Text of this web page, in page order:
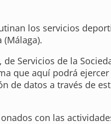
los servicios
(Málaga).
Servicios de la
que aquí podrá
de datos a través de
con las